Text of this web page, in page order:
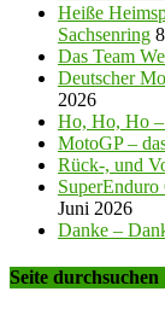
Heiße
Sachsenring
Das Team
Deutscher
2026
Ho, Ho, Ho –
MotoGP –
Rück-, und
Juni 2026
Danke –
Seite durchsuchen